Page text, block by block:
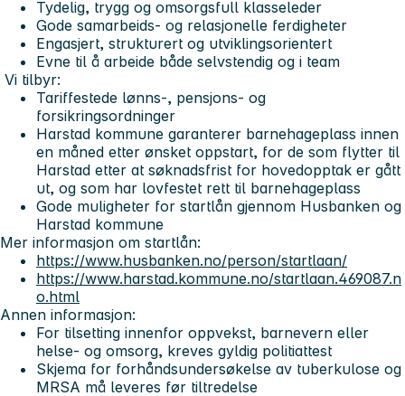
Tydelig, trygg og omsorgsfull klasseleder
Gode samarbeids- og relasjonelle ferdigheter
Engasjert, strukturert og utviklingsorientert
Evne til å arbeide både selvstendig og i team
Vi tilbyr:
Tariffestede lønns-, pensjons- og
forsikringsordninger
Harstad kommune garanterer barnehageplass innen
en måned etter ønsket oppstart, for de som flytter til
Harstad etter at søknadsfrist for hovedopptak er gått
ut, og som har lovfestet rett til barnehageplass
Gode muligheter for startlån gjennom Husbanken og
Harstad kommune
Mer informasjon om startlån:
https://www.husbanken.no/person/startlaan/
https://www.harstad.kommune.no/startlaan.469087.n
o.html
Annen informasjon:
For tilsetting innenfor oppvekst, barnevern eller
helse- og omsorg, kreves gyldig politiattest
Skjema for forhåndsundersøkelse av tuberkulose og
MRSA må leveres før tiltredelse